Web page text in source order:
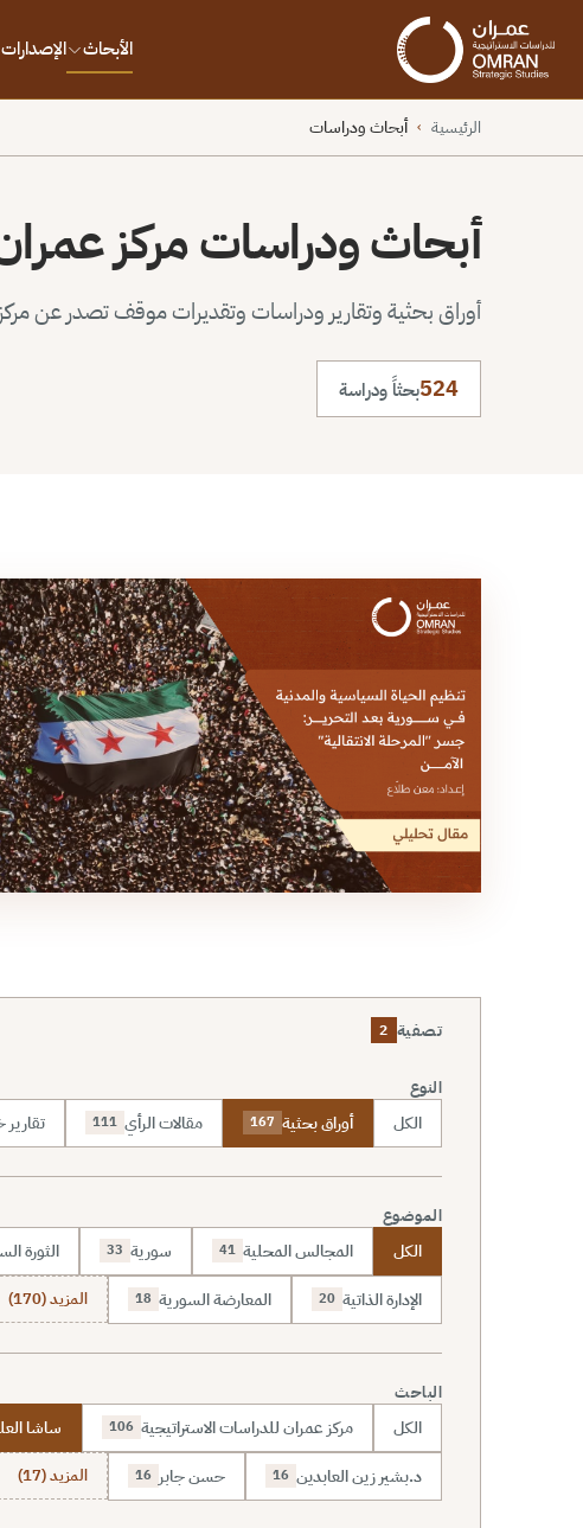
الأبحاث الإصدارات
الرئيسية › أبحاث ودراسات
أبحاث ودراسات مركز
أوراق بحثية وتقارير ودراسات وتقديرات موقف تصدر عن
524بحثاً ودراسة
تصفية 2
النوع
الكل أوراق بحثية 167 مقالات الرأي 111
الموضوع
الكل المجالس المحلية 41 سورية 33 الثورة
الإدارة الذاتية 20 المعارضة السورية 18 المزيد (170)
الباحث
الكل مركز عمران للدراسات الاستراتيجية 106 ساشا
د.بشير زين العابدين 16 حسن جابر 16 المزيد (17)